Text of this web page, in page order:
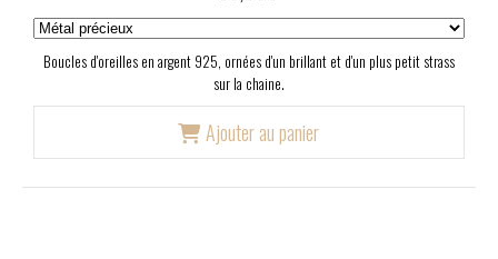
Boucles d'oreilles en argent 925, ornées d'un brillant et d'un plus petit strass
sur la chaine.
Ajouter au panier